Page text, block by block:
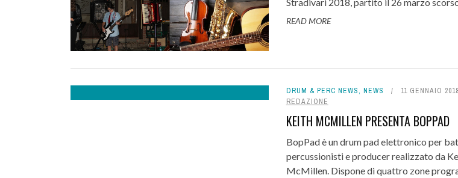
READ MORE
DRUM & PERC NEWS, NEWS 11 GENNAIO 2018
REDAZIONE
KEITH MCMILLEN PRESENTA BOPPAD
BopPad è un drum pad elettronico per
percussionisti e producer realizzato da
McMillen. Dispone di quattro zone